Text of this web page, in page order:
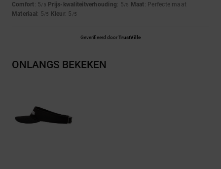
Comfort: 5/5 Prijs-kwaliteitverhouding: 5/5 Maat: Perfecte maat
Materiaal : 5/5 Kleur: 5 /5
Geverifieerd doorTrustVille
ONLANGS BEKEKEN